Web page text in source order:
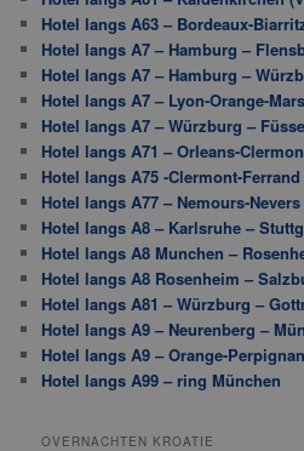
Hotel langs A63 – Bordeaux-
Hotel langs A7 – Hamburg –
Hotel langs A7 – Hamburg –
Hotel langs A7 – Lyon-Orange-
Hotel langs A7 – Würzburg –
Hotel langs A71 – Orleans-
Hotel langs A75 -Clermont-
Hotel langs A77 – Nemours-Nevers
Hotel langs A8 – Karlsruhe –
Hotel langs A8 Munchen –
Hotel langs A8 Rosenheim –
Hotel langs A81 – Würzburg –
Hotel langs A9 – Neurenberg –
Hotel langs A9 – Orange-Perpignan
Hotel langs A99 – ring München
OVERNACHTEN KROATIE